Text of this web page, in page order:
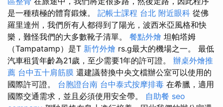
是一種積極的體育鍛煉。 記帳士課程 台北 附近眼科 從佛
羅里達州，我們所有人都得到了陽光，波西米亞風格和快
樂，難怪我們的大多數靴子清單。 餐點外燴 坦帕塔姆
（Tampatamp）是T 新竹外燴 rs.g最大的機場之一。 最低
汽車租賃年齡為21歲，至少需要1年的許可證。 辦桌外燴推
薦 台中五十肩筋膜 還建議替換中央文檔辦公室可以使用的
國際許可證。 台胞證台南 台中泰式按摩排毒 在希臘，適用
國際交通需求，並且必須使用安全帶。 自助餐 seo